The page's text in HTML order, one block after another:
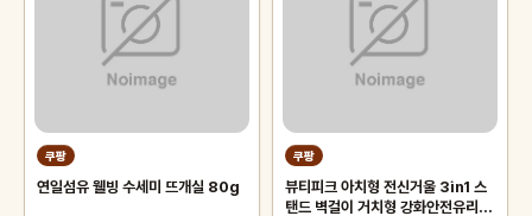
쿠팡
연일섬유 웰빙 수세미 뜨개실 80g
쿠팡
뷰티피크 아치형 전신거울 3in1 스
탠드 벽걸이 거치형 강화안전유리